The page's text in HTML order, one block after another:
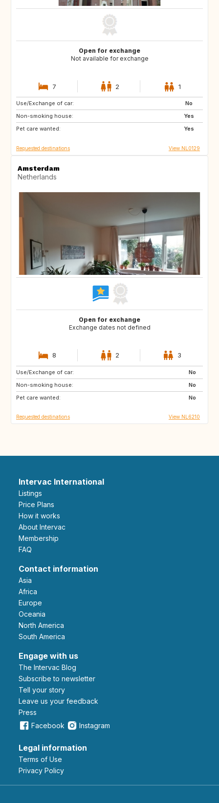
Open for exchange
Not available for exchange
7 2 1
Use/Exchange of car:
No
Non-smoking house:
Yes
Pet care wanted:
Yes
PT
ES
DE
Requested destinations View NL0129
Amsterdam
Netherlands
Open for exchange
Exchange dates not defined
8 2 3
Use/Exchange of car:
No
Non-smoking house:
No
Pet care wanted:
No
ES
PT
GB
Requested destinations View NL6210
Intervac International
Listings
Price Plans
How it works
About Intervac
Membership
FAQ
Contact information
Asia
Africa
Europe
Oceania
North America
South America
Engage with us
The Intervac Blog
Subscribe to newsletter
Tell your story
leave us your feedback
Press
Facebook
Instagram
Legal information
Terms of Use
Privacy Policy